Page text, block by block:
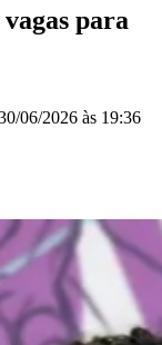
Cidades da
Jardim São
Silveira
Jardim
Parque dos
VianaPirapora
Vila Boa VistaVila
para
06/2026 às 19:36